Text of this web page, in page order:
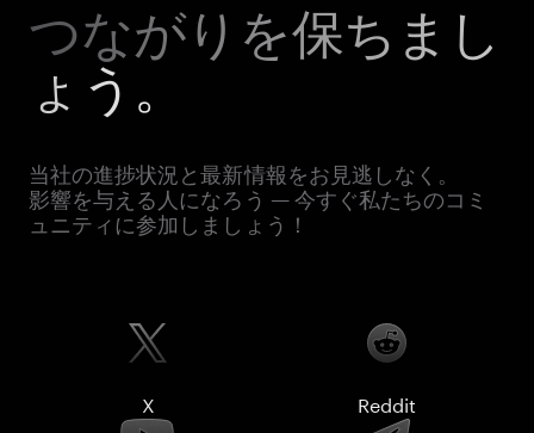
つながりを保ちまし
ょう。
当社の進捗状況と最新情報をお見逃しなく。
影響を与える人になろう — 今すぐ私たちのコミ
ュニティに参加しましょう！
X Reddit